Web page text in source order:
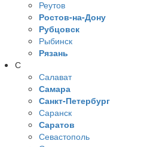
Реутов
Ростов-на-Дону
Рубцовск
Рыбинск
Рязань
С
Салават
Самара
Санкт-Петербург
Саранск
Саратов
Севастополь